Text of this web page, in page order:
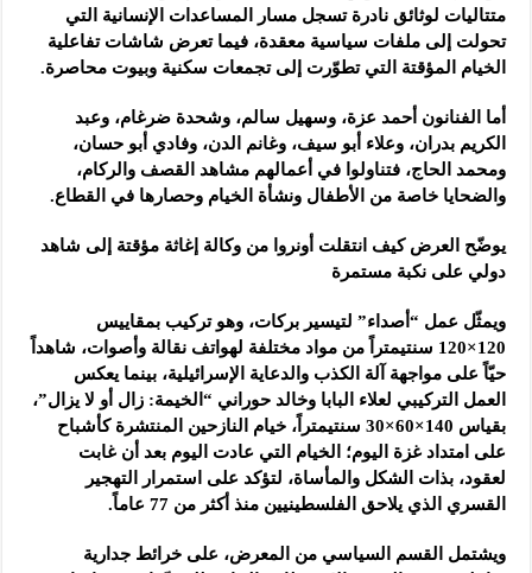
متتاليات لوثائق نادرة تسجل مسار المساعدات الإنسانية التي
تحولت إلى ملفات سياسية معقدة، فيما تعرض شاشات تفاعلية
الخيام المؤقتة التي تطوّرت إلى تجمعات سكنية وبيوت محاصرة.
أما الفنانون أحمد عزة، وسهيل سالم، وشحدة ضرغام، وعبد
الكريم بدران، وعلاء أبو سيف، وغانم الدن، وفادي أبو حسان،
ومحمد الحاج، فتناولوا في أعمالهم مشاهد القصف والركام،
والضحايا خاصة من الأطفال ونشأة الخيام وحصارها في القطاع.
يوضّح العرض كيف انتقلت أونروا من وكالة إغاثة مؤقتة إلى شاهد
دولي على نكبة مستمرة
ويمثّل عمل “أصداء” لتيسير بركات، وهو تركيب بمقاييس
120×120 سنتيمتراً من مواد مختلفة لهواتف نقالة وأصوات، شاهداً
حيّاً على مواجهة آلة الكذب والدعاية الإسرائيلية، بينما يعكس
العمل التركيبي لعلاء البابا وخالد حوراني “الخيمة: زال أو لا يزال”،
بقياس 140×60×30 سنتيمتراً، خيام النازحين المنتشرة كأشباح
على امتداد غزة اليوم؛ الخيام التي عادت اليوم بعد أن غابت
لعقود، بذات الشكل والمأساة، لتؤكد على استمرار التهجير
القسري الذي يلاحق الفلسطينيين منذ أكثر من 77 عاماً.
ويشتمل القسم السياسي من المعرض، على خرائط جدارية